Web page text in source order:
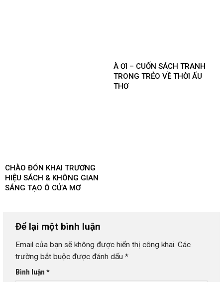
À ƠI – CUỐN SÁCH TRANH
TRONG TRẺO VỀ THỜI ẤU
THƠ
CHÀO ĐÓN KHAI TRƯƠNG
HIỆU SÁCH & KHÔNG GIAN
SÁNG TẠO Ô CỬA MƠ
Để lại một bình luận
Email của bạn sẽ không được hiển thị công khai. Các
trường bắt buộc được đánh dấu *
Bình luận *